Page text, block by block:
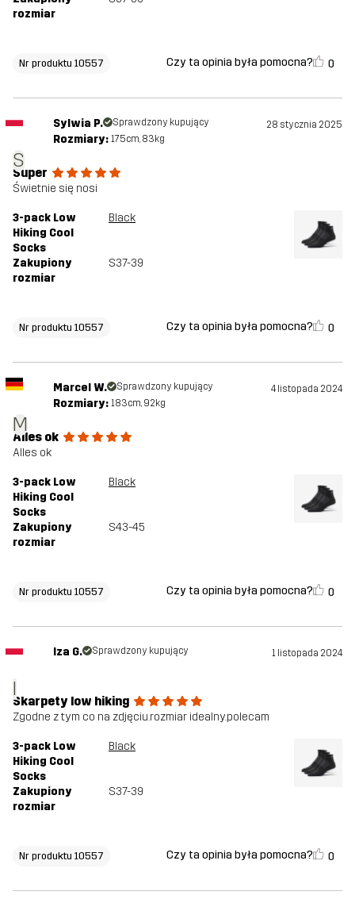
rozmiar
Nr produktu 10557 Czy ta opinia była pomocna? 0
S
Sylwia P. Sprawdzony kupujący 28 stycznia 2025
Rozmiary: 175cm, 83kg
Super
Świetnie się nosi
3-pack Low
Hiking Cool
Socks
Black
Zakupiony
rozmiar
S37-39
Nr produktu 10557 Czy ta opinia była pomocna? 0
M
Marcel W. Sprawdzony kupujący 4 listopada 2024
Rozmiary: 183cm, 92kg
Alles ok
Alles ok
3-pack Low
Hiking Cool
Socks
Black
Zakupiony
rozmiar
S43-45
Nr produktu 10557 Czy ta opinia była pomocna? 0
I
Iza G. Sprawdzony kupujący 1 listopada 2024
Skarpety low hiking
Zgodne z tym co na zdjęciu.rozmiar idealny.polecam
3-pack Low
Hiking Cool
Socks
Black
Zakupiony
rozmiar
S37-39
Nr produktu 10557 Czy ta opinia była pomocna? 0